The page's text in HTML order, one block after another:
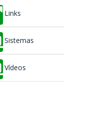
Links
Sistemas
Vídeos